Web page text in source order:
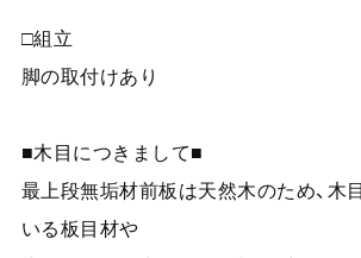
□組立
脚の取付けあり
■木目につきまして■
最上段無垢材前板は天然木のため、木
いる板目材や